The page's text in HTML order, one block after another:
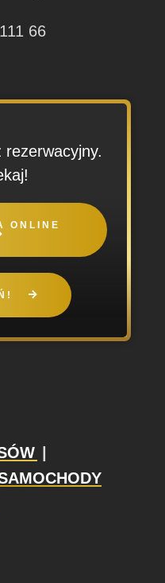
66
rezerwacyjny.
ONLINE
|